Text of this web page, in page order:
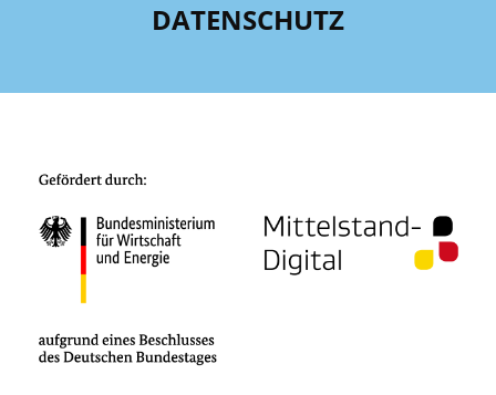
DATENSCHUTZ